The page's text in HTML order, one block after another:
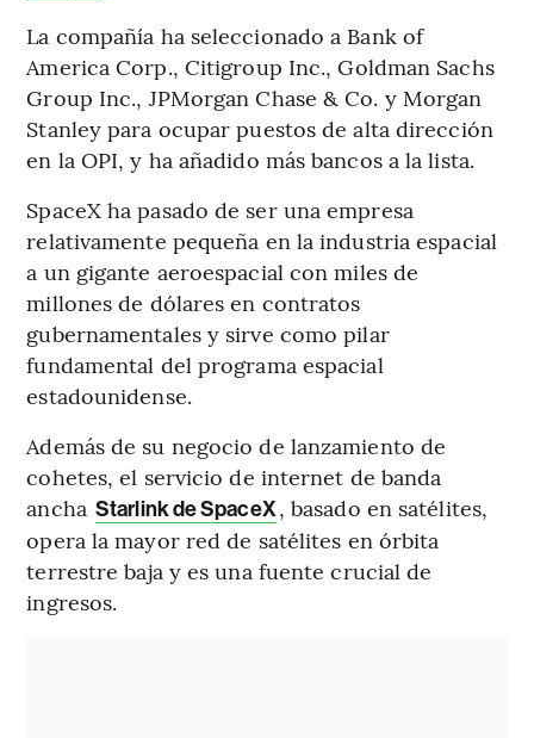
La compañía ha seleccionado a Bank of
America Corp., Citigroup Inc., Goldman Sachs
Group Inc., JPMorgan Chase & Co. y Morgan
Stanley para ocupar puestos de alta dirección
en la OPI, y ha añadido más bancos a la lista.
SpaceX ha pasado de ser una empresa
relativamente pequeña en la industria espacial
a un gigante aeroespacial con miles de
millones de dólares en contratos
gubernamentales y sirve como pilar
fundamental del programa espacial
estadounidense.
Además de su negocio de lanzamiento de
cohetes, el servicio de internet de banda
ancha Starlink de SpaceX, basado en satélites,
opera la mayor red de satélites en órbita
terrestre baja y es una fuente crucial de
ingresos.